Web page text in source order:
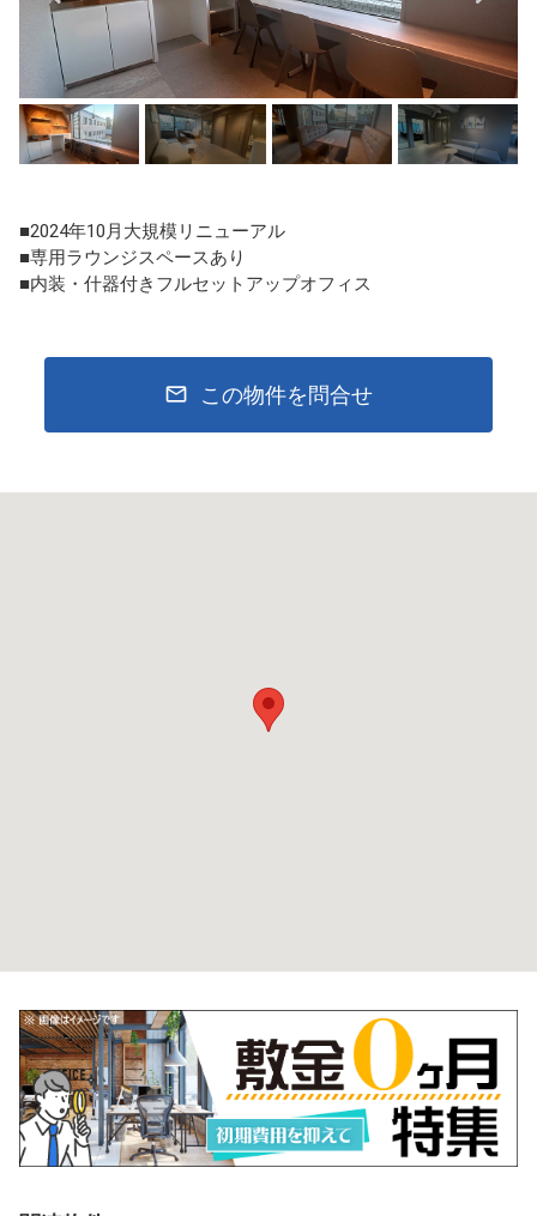
■2024年10月大規模リニューアル
■専用ラウンジスペースあり
■内装・什器付きフルセットアップオフィス
この物件を問合せ